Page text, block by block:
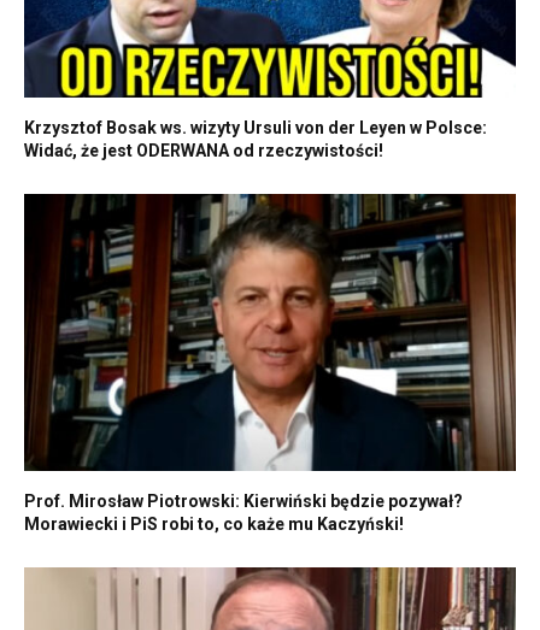
Krzysztof Bosak ws. wizyty Ursuli von der Leyen w Polsce:
Widać, że jest ODERWANA od rzeczywistości!
Prof. Mirosław Piotrowski: Kierwiński będzie pozywał?
Morawiecki i PiS robi to, co każe mu Kaczyński!